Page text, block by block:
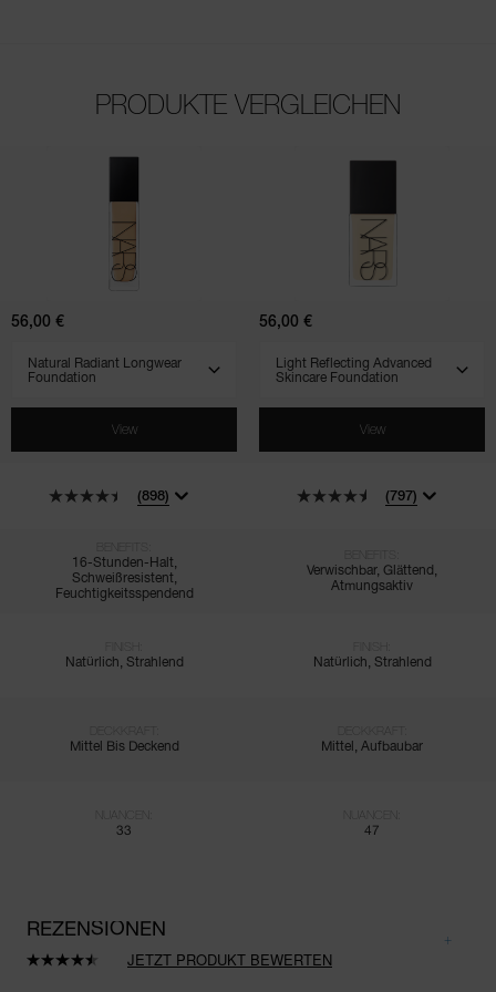
PRODUKTE VERGLEICHEN
Natural
Radiant
Longwear
Foundation
56,00 €
View
(898)
16-Stunden-Halt,
Schweißresistent,
Feuchtigkeitsspendend
Natürlich, Strahlend
Mittel Bis Deckend
33
Light
Reflecting
Advanced
Skincare
56,00 €
View
(797)
Verwischbar, Glättend,
Atmungsaktiv
Natürlich, Strahlend
Mittel, Aufbaubar
47
REZENSIONEN
898
JETZT PRODUKT BEWERTEN